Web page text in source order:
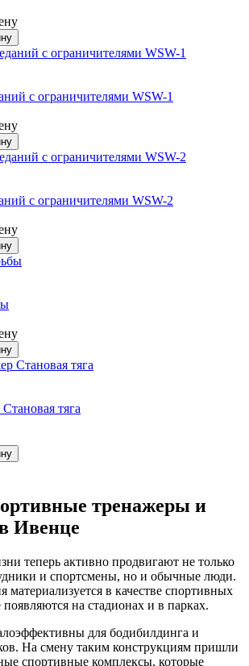
с ограничителями WSW-1
с ограничителями WSW-2
тяга
тренажеры и
Ивенце
теперь активно продвигают не только
и спортсмены, но и обычные люди.
материализуется в качестве спортивных
на стадионах и в парках.
для бодибилдинга и
На смену таким конструкциям пришли
спортивные комплексы, которые